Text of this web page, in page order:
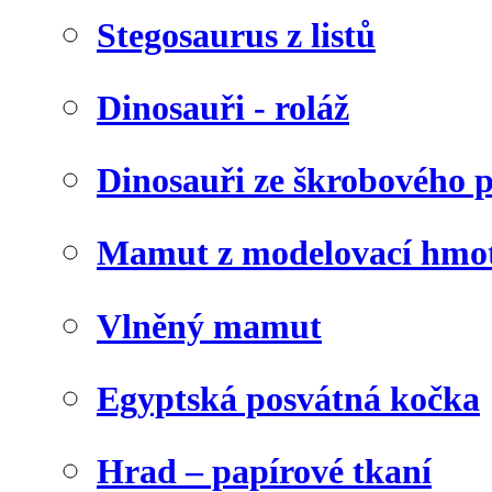
Stegosaurus z listů
Dinosauři - roláž
Dinosauři ze škrobového
Mamut z modelovací
Vlněný mamut
Egyptská posvátná kočka
Hrad – papírové tkaní